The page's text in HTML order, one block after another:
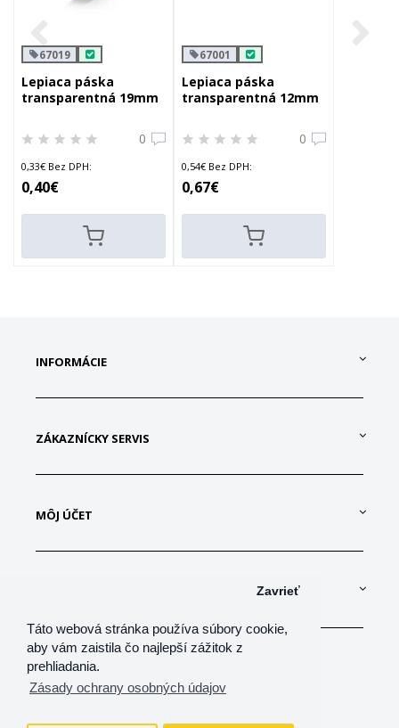
Táto webová stránka používa súbory cookie,
aby vám zaistila čo najlepší zážitok z
prehliadania.
Zásady ochrany osobných údajov
Zavrieť
67019
Lepiaca páska
transparentná 19mm
0
0,33€ Bez DPH:
0,40€
67001
Lepiaca páska
transparentná 12mm
0
0,54€ Bez DPH:
0,67€
INFORMÁCIE
ZÁKAZNÍCKY SERVIS
MÔJ ÚČET